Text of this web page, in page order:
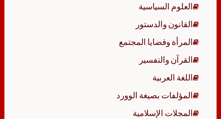
العلوم السياسية
القانون والدستور
المرأة وقضايا المجتمع
القرآن والتفسير
اللغة العربية
المؤلفات بصيغة الوورد
المجلات الإسلامية